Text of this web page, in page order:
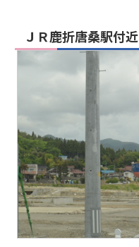
ＪＲ鹿折唐桑駅付近